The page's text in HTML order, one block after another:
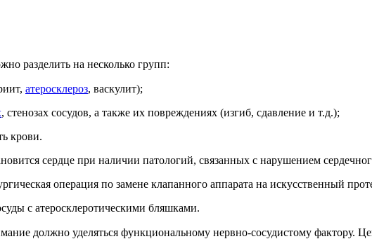
разделить на несколько групп:
атеросклероз, васкулит);
, стенозах сосудов, а также их повреждениях (изгиб, сдавление и т.д.);
крови.
сердце при наличии патологий, связанных с нарушением
операция по замене клапанного аппарата на искусственный
с атеросклеротическими бляшками.
должно уделяться функциональному нервно-сосудистому фактору.